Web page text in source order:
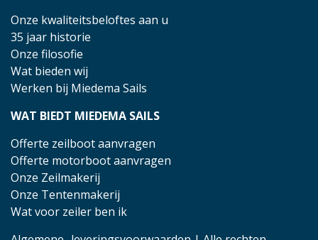
Onze kwaliteitsbeloftes aan u
35 jaar historie
Onze filosofie
Wat bieden wij
Werken bij Miedema Sails
WAT BIEDT MIEDEMA SAILS
Offerte zeilboot aanvragen
Offerte motorboot aanvragen
Onze Zeilmakerij
Onze Tentenmakerij
Wat voor zeiler ben ik